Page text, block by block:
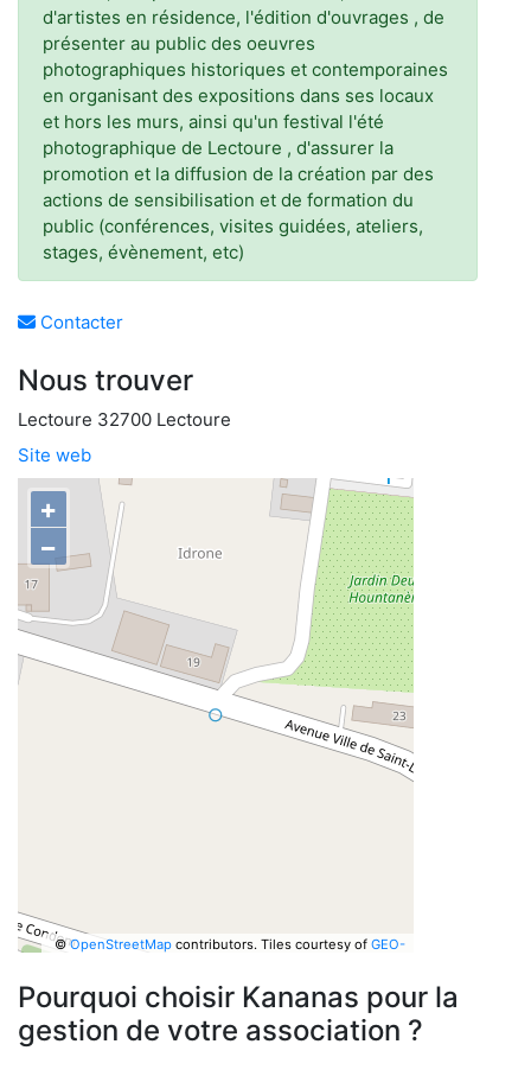
d'artistes en résidence, l'édition d'ouvrages , de
présenter au public des oeuvres
photographiques historiques et contemporaines
en organisant des expositions dans ses locaux
et hors les murs, ainsi qu'un festival l'été
photographique de Lectoure , d'assurer la
promotion et la diffusion de la création par des
actions de sensibilisation et de formation du
public (conférences, visites guidées, ateliers,
stages, évènement, etc)
Contacter
Nous trouver
Lectoure 32700 Lectoure
Site web
+
−
©OpenStreetMapcontributors. Tiles courtesy of GEO-
Pourquoi choisir Kananas pour la
gestion de votre association ?